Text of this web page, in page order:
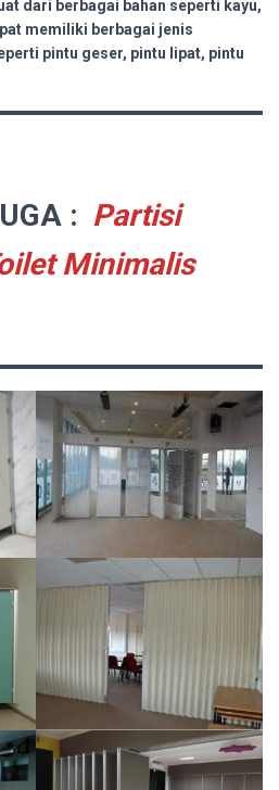
dari berbagai bahan seperti kayu,
memiliki berbagai jenis
pintu geser, pintu lipat, pintu
: Partisi
Minimalis